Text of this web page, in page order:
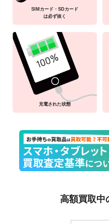
SIMカード・SDカード
は必ず抜く
充電された状態
高額買取中